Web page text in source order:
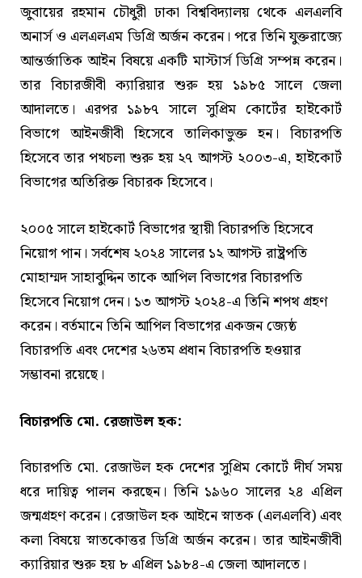
জুবায়ের রহমান চৌধুরী ঢাকা বিশ্ববিদ্যালয় থেকে এলএলবি
অনার্স ও এলএলএম ডিগ্রি অর্জন করেন। পরে তিনি যুক্তরাজ্যে
আন্তর্জাতিক আইন বিষয়ে একটি মাস্টার্স ডিগ্রি সম্পন্ন করেন।
তার বিচারজীবী ক্যারিয়ার শুরু হয় ১৯৮৫ সালে জেলা
আদালতে। এরপর ১৯৮৭ সালে সুপ্রিম কোর্টের হাইকোর্ট
বিভাগে আইনজীবী হিসেবে তালিকাভুক্ত হন। বিচারপতি
হিসেবে তার পথচলা শুরু হয় ২৭ আগস্ট ২০০৩-এ, হাইকোর্ট
বিভাগের অতিরিক্ত বিচারক হিসেবে।
২০০৫ সালে হাইকোর্ট বিভাগের স্থায়ী বিচারপতি হিসেবে
নিয়োগ পান। সর্বশেষ ২০২৪ সালের ১২ আগস্ট রাষ্ট্রপতি
মোহাম্মদ সাহাবুদ্দিন তাকে আপিল বিভাগের বিচারপতি
হিসেবে নিয়োগ দেন। ১৩ আগস্ট ২০২৪-এ তিনি শপথ গ্রহণ
করেন। বর্তমানে তিনি আপিল বিভাগের একজন জ্যেষ্ঠ
বিচারপতি এবং দেশের ২৬তম প্রধান বিচারপতি হওয়ার
সম্ভাবনা রয়েছে।
বিচারপতি মো. রেজাউল হক:
বিচারপতি মো. রেজাউল হক দেশের সুপ্রিম কোর্টে দীর্ঘ সময়
ধরে দায়িত্ব পালন করছেন। তিনি ১৯৬০ সালের ২৪ এপ্রিল
জন্মগ্রহণ করেন। রেজাউল হক আইনে স্নাতক (এলএলবি) এবং
কলা বিষয়ে স্নাতকোত্তর ডিগ্রি অর্জন করেন। তার আইনজীবী
ক্যারিয়ার শুরু হয় ৮ এপ্রিল ১৯৮৪-এ জেলা আদালতে।